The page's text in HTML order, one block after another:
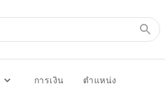
การเงิน ตำแหน่ง